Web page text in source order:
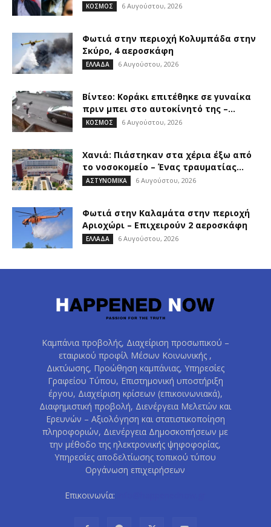
ΚΟΣΜΟΣ 6 Αυγούστου, 2026
Φωτιά στην περιοχή Κολυμπάδα στην
Σκύρο, 4 αεροσκάφη
ΕΛΛΑΔΑ 6 Αυγούστου, 2026
Βίντεο: Κοράκι επιτέθηκε σε γυναίκα
πριν μπει στο αυτοκίνητό της –...
ΚΟΣΜΟΣ 6 Αυγούστου, 2026
Χανιά: Πιάστηκαν στα χέρια έξω από
το νοσοκομείο – Ένας τραυματίας...
ΑΣΤΥΝΟΜΙΚΑ 6 Αυγούστου, 2026
Φωτιά στην Καλαμάτα στην περιοχή
Αριοχώρι – Επιχειρούν 2 αεροσκάφη
ΕΛΛΑΔΑ 6 Αυγούστου, 2026
Καμπάνια προβολής, Διαχείριση προσωπικού –
εταιρικού προφίλ Μέσων Κοινωνικής ,
Δικτύωσης, Προώθηση καμπάνιας, Υπηρεσίες
Γραφείου Τύπου, Επιστημονική υποστήριξη
έργου, Διαχείριση κρίσεων (επικοινωνιακά),
Διαφημιστική προβολή, Διενέργεια Μελετών και
Ερευνών – Αξιολόγηση και στατιστικοποίηση
πληροφοριών, Διενέργεια Δημοσκοπήσεων με
την μέθοδο της ηλεκτρονικής ψηφοφορίας,
Υπηρεσίες αποδελτίωσης τοπικού τύπου
Οργάνωση επιχειρήσεων
Επικοινωνία: